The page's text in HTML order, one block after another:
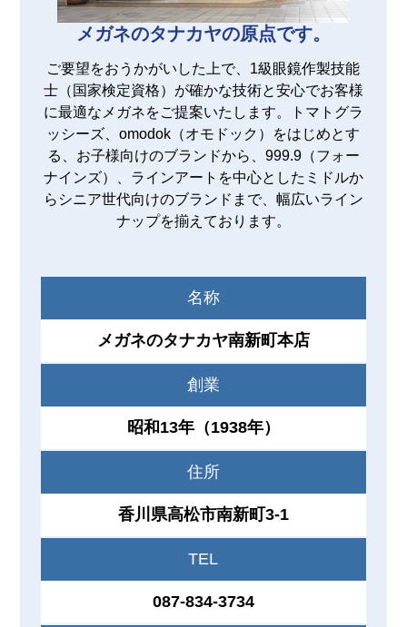
名称
メガネのタナカヤ南新町本店
創業
昭和13年（1938年）
住所
香川県高松市南新町3-1
TEL
087-834-3734
メガネのタナカヤの原点です。
ご要望をおうかがいした上で、1級眼鏡作製技能
士（国家検定資格）が確かな技術と安心でお客様
に最適なメガネをご提案いたします。トマトグラ
ッシーズ、omodok（オモドック）をはじめとす
る、お子様向けのブランドから、999.9（フォー
ナインズ）、ラインアートを中心としたミドルか
らシニア世代向けのブランドまで、幅広いライン
ナップを揃えております。